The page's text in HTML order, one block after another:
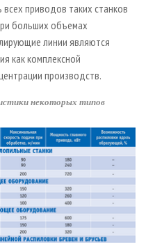
приводов таких станков
больших объемах
линии являются
как комплексной
производств.
некоторых типов